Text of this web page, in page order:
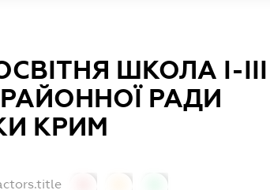
ШКОЛА I-III
РАЙОННОЇ РАДИ
КРИМ